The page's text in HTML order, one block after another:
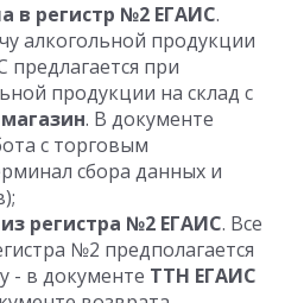
в регистр №2 ЕГАИС.
алкогольной продукции
при
продукции на склад с
. В документе
с торговым
сбора данных и
регистра №2 ЕГАИС. Все
№2 предполагается
- в документе ТТН ЕГАИС